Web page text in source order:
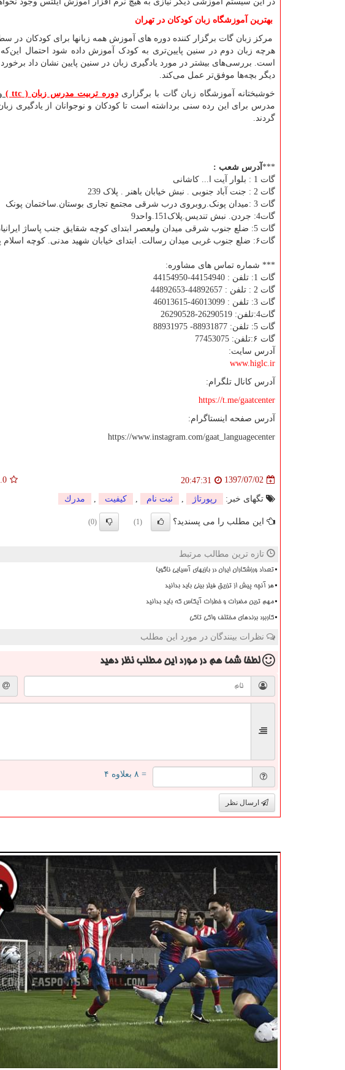
بهترین آموزشگاه زبان کودکان در تهران
مرکز زبان گات برگزار کننده دوره های آموزش همه زبانها برای کودکان
هرچه زبان دوم در سنین پایین‌تری به کودک آموزش داده شود احتمال
است. بررسی‌های بیشتر در مورد یادگیری زبان در سنین پایین نشان داد
دیگر بچه‌ها موفق‌تر عمل می‌کند.
خوشبختانه آموزشگاه زبان گات با برگزاریدوره تربیت مدرس زبان ( ttc
)
مدرس برای این رده سنی برداشته است تا کودکان و نوجوانان از یادگیری
گردند.
*** آدرس شعب :
گات 1 : بلوار آیت ا... کاشانی
گات 2 : جنت آباد جنوبی . نبش خیابان باهنر . پلاک 239
گات 3 :میدان پونک.روبروی درب شرقی مجتمع تجاری بوستان.ساختمان پونک
گات4: جردن. نبش تندیس.پلاک151.واحد9
گات 5: ضلع جنوب شرقی میدان ولیعصر ابتدای کوچه شقایق جنب پاساژ ایرانیان پلاک 46 طبقه دوم
گات۶: ضلع جنوب غربی میدان رسالت. ابتدای خیابان شهید مدنی. کوچه اسلام پناه. نبش یوسفی. پلاک 20 طبقه 3 واحد4
*** شماره تماس های مشاوره:
گات 1: تلفن : 44154940-44154950
گات 2 : تلفن : 44892657-44892653
گات 3: تلفن : 46013099-46013615
گات4:تلفن: 26290519-26290528
گات 5: تلفن: 88931877- 88931975
گات ۶:تلفن: 77453075
آدرس سایت:
www.higlc.ir
آدرس کانال تلگرام:
https://t.me/gaatcenter
آدرس صفحه اینستاگرام:
https://www.instagram.com/gaat_languagecenter
1397/07/02
20:47:31
تگهای خبر: رپورتاژ ثبت نام كیفیت مدرك
این مطلب را می پسندید؟ (1)
(0)
تازه ترین مطالب مرتبط
تعداد ورزشکاران ایران در بازیهای آسیایی ناگویا
هر آنچه پیش از تزریق فیلر بینی باید بدانید
مهم ترین مضرات و خطرات آیکاس که باید بدانید
کاربرد برندهای مختلف واکی تاکی
نظرات بینندگان در مورد این مطلب
لطفا شما همدر مورد این مطلب نظر دهید
= ۸ بعلاوه ۴
ارسال نظر